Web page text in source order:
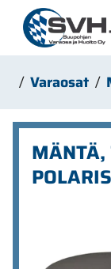
Siirry
Varaosat
POLARIS